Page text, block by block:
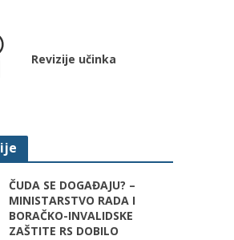
Revizije učinka
ČUDA SE DOGAĐAJU? –
MINISTARSTVO RADA I
BORAČKO-INVALIDSKE
ZAŠTITE RS DOBILO